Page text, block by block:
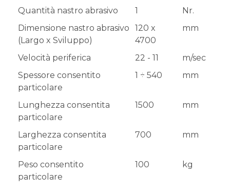
Quantità nastro abrasivo 1
Nr.
Dimensione nastro abrasivo
(Largo x Sviluppo)
120 x
4700
mm
Velocità periferica 22 - 11
m/sec
Spessore consentito
particolare
1 ÷ 540 mm
Lunghezza consentita
particolare
1500 mm
Larghezza consentita
particolare
700 mm
Peso consentito
particolare
100 kg